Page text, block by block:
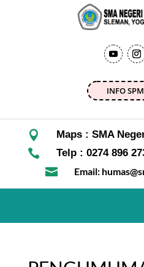
INFO
 Maps : SMA
 Telp : 0274 896
 Email: